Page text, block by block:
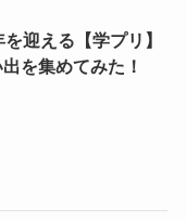
迎える【学プリ】
を集めてみた！